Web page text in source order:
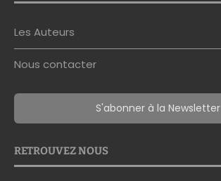
Les Auteurs
Nous contacter
S'abonner à la Newsletter
RETROUVEZ NOUS